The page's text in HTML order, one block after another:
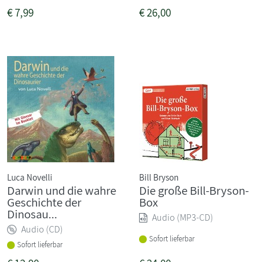
€7,99 €26,00
Luca Novelli
Darwin und die wahre
Geschichte der
Dinosau...
Audio (CD)
Sofort lieferbar
Bill Bryson
Die große Bill-Bryson-
Box
Audio (MP3-CD)
Sofort lieferbar